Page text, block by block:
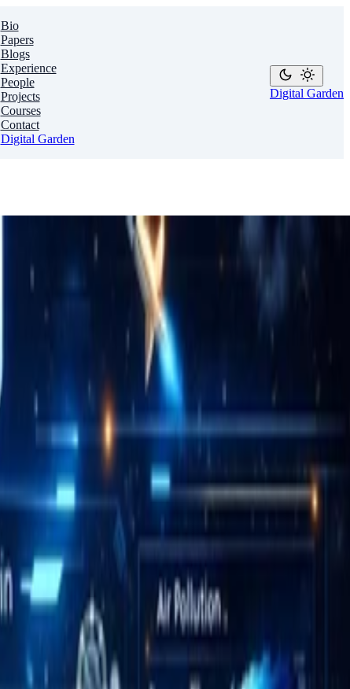
Bio
Papers
Blogs
Experience
People
Projects
Courses
Contact
Digital Garden
Digital Garden